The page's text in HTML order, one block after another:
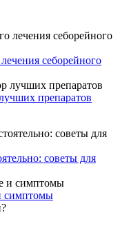
себорейного
препаратов
советы для
симптомы